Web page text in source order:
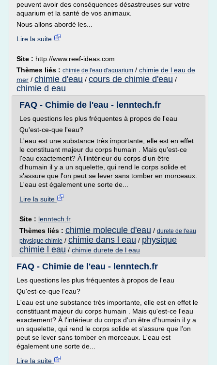
peuvent avoir des conséquences désastreuses sur votre
aquarium et la santé de vos animaux.
Nous allons abordé les...
Lire la suite
Site : http://www.reef-ideas.com
Thèmes liés : chimie de l'eau d'aquarium / chimie de l eau de
mer / chimie d'eau / cours de chimie d'eau /
chimie d eau
FAQ - Chimie de l'eau - lenntech.fr
Les questions les plus fréquentes à propos de l'eau
Qu'est-ce-que l'eau?
L'eau est une substance très importante, elle est en effet
le constituant majeur du corps humain . Mais qu'est-ce
l'eau exactement? À l'intérieur du corps d'un être
d'humain il y a un squelette, qui rend le corps solide et
s'assure que l'on peut se lever sans tomber en morceaux.
L'eau est également une sorte de...
Lire la suite
Site : lenntech.fr
Thèmes liés : chimie molecule d'eau / durete de l'eau
physique chimie / chimie dans l eau / physique
chimie l eau / chimie durete de l eau
FAQ - Chimie de l'eau - lenntech.fr
Les questions les plus fréquentes à propos de l'eau
Qu'est-ce-que l'eau?
L'eau est une substance très importante, elle est en effet le
constituant majeur du corps humain . Mais qu'est-ce l'eau
exactement? À l'intérieur du corps d'un être d'humain il y a
un squelette, qui rend le corps solide et s'assure que l'on
peut se lever sans tomber en morceaux. L'eau est
également une sorte de...
Lire la suite